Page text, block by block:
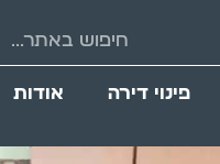
פינוי דירה אודות